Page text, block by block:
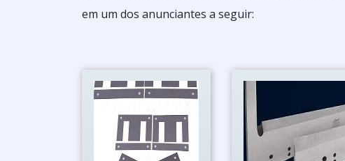
em um dos anunciantes a seguir: